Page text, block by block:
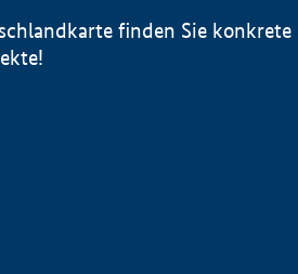
finden Sie konkrete